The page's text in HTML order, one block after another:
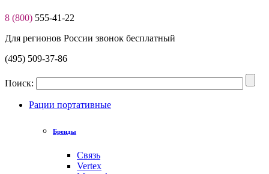
8 (800) 555-41-22
Для регионов России звонок бесплатный
(495) 509-37-86
Поиск:
Рации портативные
Бренды
Связь
Vertex